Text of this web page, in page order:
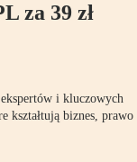
za 39 zł
i kluczowych
kształtują biznes, prawo